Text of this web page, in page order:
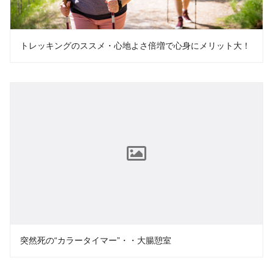
トレッキングのススメ・心地よさ倍増で心身にメリット大！
突然死の“カラータイマー”・・大腸憩室